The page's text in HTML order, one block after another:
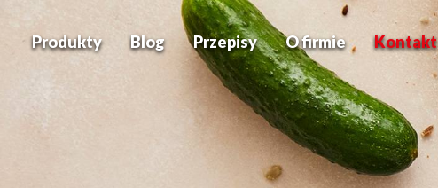
Produkty Blog Przepisy O firmie Kontakt